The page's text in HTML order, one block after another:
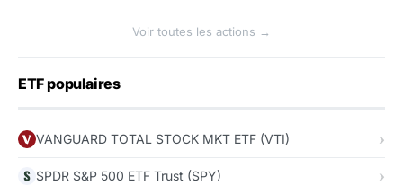
Voir toutes les actions →
ETF populaires
VANGUARD TOTAL STOCK MKT ETF (VTI)
SPDR S&P 500 ETF Trust (SPY)